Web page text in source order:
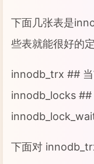
下面几张表是
些表就能很好的定
innodb_trx ##
innodb_locks ##
下面对